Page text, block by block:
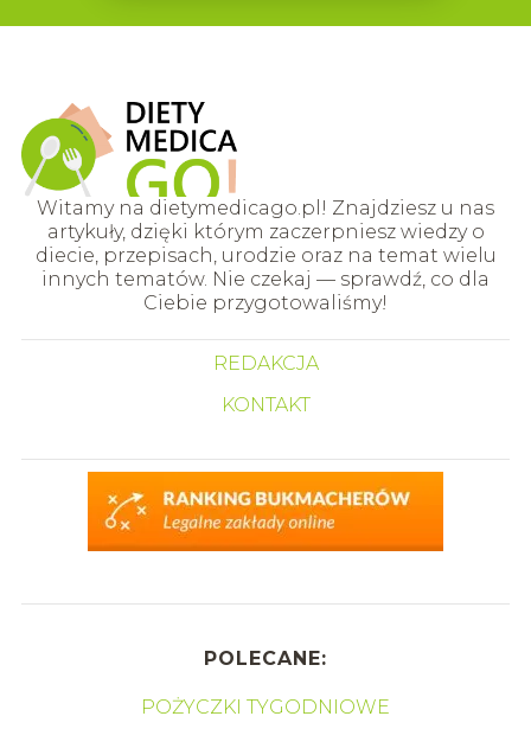
Witamy na dietymedicago.pl! Znajdziesz u nas
artykuły, dzięki którym zaczerpniesz wiedzy o
diecie, przepisach, urodzie oraz na temat wielu
innych tematów. Nie czekaj — sprawdź, co dla
Ciebie przygotowaliśmy!
REDAKCJA
KONTAKT
POLECANE:
POŻYCZKI TYGODNIOWE